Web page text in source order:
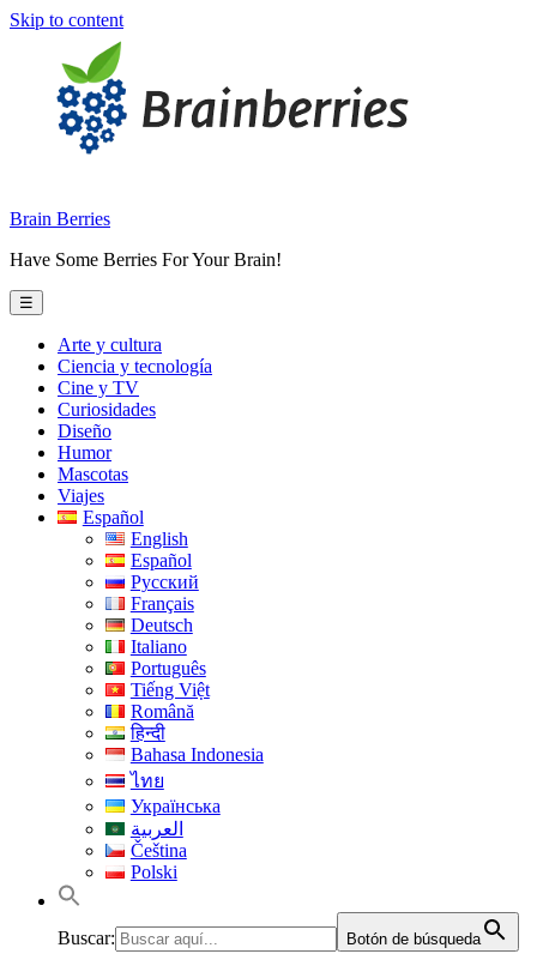
Skip to content
Brain Berries
Have Some Berries For Your Brain!
☰
Arte y cultura
Ciencia y tecnología
Cine y TV
Curiosidades
Diseño
Humor
Mascotas
Viajes
Español
English
Español
Русский
Français
Deutsch
Italiano
Português
Tiếng Việt
Română
हिन्दी
Bahasa Indonesia
ไทย
Українська
العربية
Čeština
Polski
Buscar: Botón de búsqueda